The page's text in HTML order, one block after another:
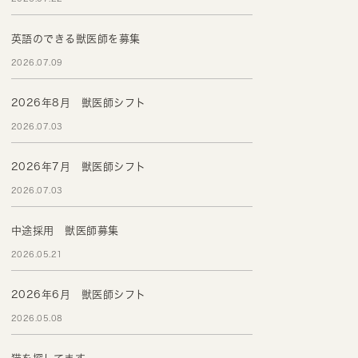
英語のできる獣医師を募集
2026.07.09
2026年8月 獣医師シフト
2026.07.03
2026年7月 獣医師シフト
2026.07.03
中途採用 獣医師募集
2026.05.21
2026年6月 獣医師シフト
2026.05.08